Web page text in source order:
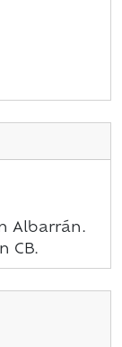
Albarrán.
CB.